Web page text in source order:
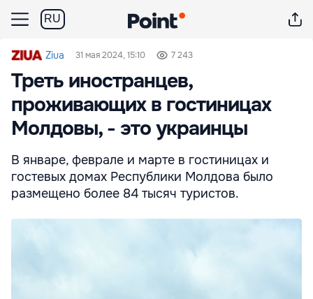
RU
Ziua 31 мая 2024, 15:10 7 243
Треть иностранцев,
проживающих в гостиницах
Молдовы, - это украинцы
В январе, феврале и марте в гостиницах и
гостевых домах Республики Молдова было
размещено более 84 тысяч туристов.